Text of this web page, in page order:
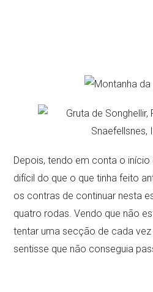
Depois, tendo em conta o
difícil do que o que tinha feito
os contras de continuar nesta
quatro rodas. Vendo que não
tentar uma secção de cada
sentisse que não conseguia